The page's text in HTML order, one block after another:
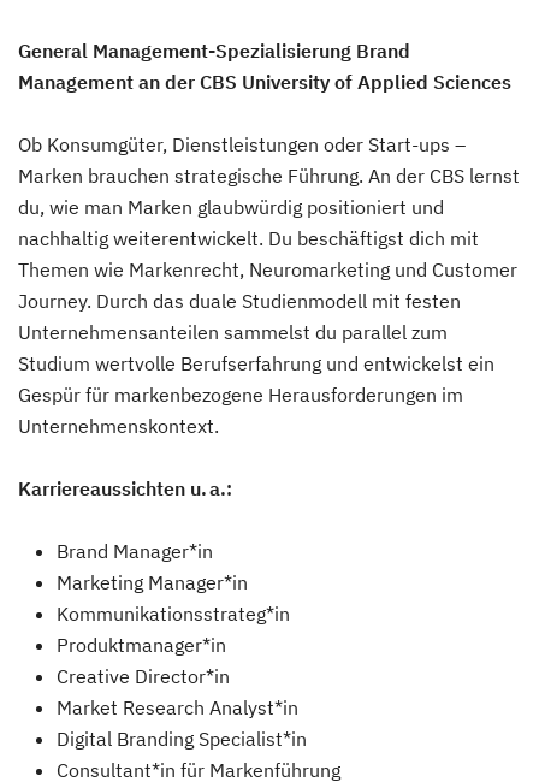
General Management-Spezialisierung Brand
Management an der CBS University of Applied Sciences
Ob Konsumgüter, Dienstleistungen oder Start-ups –
Marken brauchen strategische Führung. An der CBS lernst
du, wie man Marken glaubwürdig positioniert und
nachhaltig weiterentwickelt. Du beschäftigst dich mit
Themen wie Markenrecht, Neuromarketing und Customer
Journey. Durch das duale Studienmodell mit festen
Unternehmensanteilen sammelst du parallel zum
Studium wertvolle Berufserfahrung und entwickelst ein
Gespür für markenbezogene Herausforderungen im
Unternehmenskontext.
Karriereaussichten u. a.:
Brand Manager*in
Marketing Manager*in
Kommunikationsstrateg*in
Produktmanager*in
Creative Director*in
Market Research Analyst*in
Digital Branding Specialist*in
Consultant*in für Markenführung